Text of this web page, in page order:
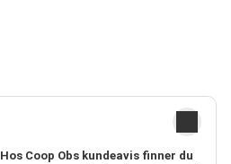
Hos Coop Obs kundeavis finner du